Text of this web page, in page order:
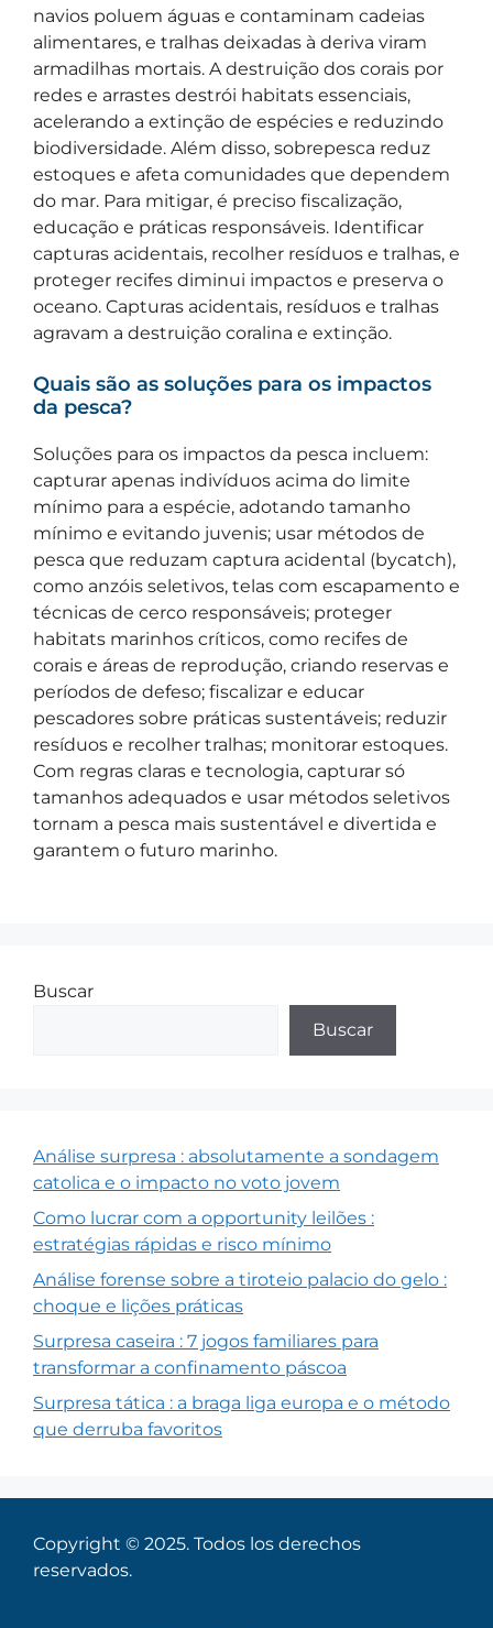
navios poluem águas e contaminam cadeias
alimentares, e tralhas deixadas à deriva viram
armadilhas mortais. A destruição dos corais por
redes e arrastes destrói habitats essenciais,
acelerando a extinção de espécies e reduzindo
biodiversidade. Além disso, sobrepesca reduz
estoques e afeta comunidades que dependem
do mar. Para mitigar, é preciso fiscalização,
educação e práticas responsáveis. Identificar
capturas acidentais, recolher resíduos e tralhas, e
proteger recifes diminui impactos e preserva o
oceano. Capturas acidentais, resíduos e tralhas
agravam a destruição coralina e extinção.
Quais são as soluções para os impactos
da pesca?
Soluções para os impactos da pesca incluem:
capturar apenas indivíduos acima do limite
mínimo para a espécie, adotando tamanho
mínimo e evitando juvenis; usar métodos de
pesca que reduzam captura acidental (bycatch),
como anzóis seletivos, telas com escapamento e
técnicas de cerco responsáveis; proteger
habitats marinhos críticos, como recifes de
corais e áreas de reprodução, criando reservas e
períodos de defeso; fiscalizar e educar
pescadores sobre práticas sustentáveis; reduzir
resíduos e recolher tralhas; monitorar estoques.
Com regras claras e tecnologia, capturar só
tamanhos adequados e usar métodos seletivos
tornam a pesca mais sustentável e divertida e
garantem o futuro marinho.
Buscar
Buscar
Análise surpresa : absolutamente a sondagem
catolica e o impacto no voto jovem
Como lucrar com a opportunity leilões :
estratégias rápidas e risco mínimo
Análise forense sobre a tiroteio palacio do gelo :
choque e lições práticas
Surpresa caseira : 7 jogos familiares para
transformar a confinamento páscoa
Surpresa tática : a braga liga europa e o método
que derruba favoritos
Copyright © 2025. Todos los derechos
reservados.